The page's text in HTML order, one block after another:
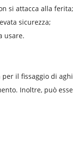
si attacca alla ferita;
sicurezza;
usare.
il fissaggio di
Inoltre, può